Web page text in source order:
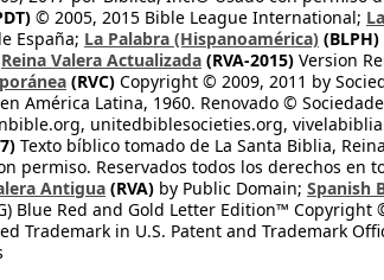
© 2005, 2015 Bible League International;
España; La Palabra (Hispanoamérica) (BLPH)
Reina Valera Actualizada (RVA-2015) Version
(RVC) Copyright © 2009, 2011 by
América Latina, 1960. Renovado ©
unitedbiblesocieties.org,
Texto bíblico tomado de La Santa Biblia,
permiso. Reservados todos los derechos en
Antigua (RVA) by Public Domain; Spanish
Blue Red and Gold Letter Edition™
Trademark in U.S. Patent and Trademark